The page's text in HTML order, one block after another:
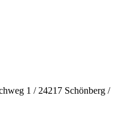
1 / 24217 Schönberg /